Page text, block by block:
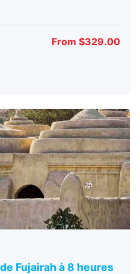
From $329.00
Fujairah à 8 heures